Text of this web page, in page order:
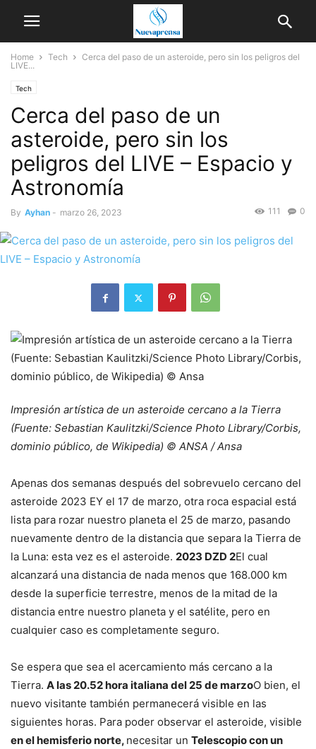
Home Tech
Cerca del paso de un asteroide, pero sin los peligros del
LIVE...
Tech
Cerca del paso de un
asteroide, pero sin los
peligros del LIVE – Espacio y
Astronomía
By Ayhan - marzo 26, 2023 0
111
Impresión artística de un asteroide cercano a la Tierra
(Fuente: Sebastian Kaulitzki/Science Photo Library/Corbis,
dominio público, de Wikipedia) © ANSA / Ansa
Apenas dos semanas después del sobrevuelo cercano del
asteroide 2023 EY el 17 de marzo, otra roca espacial está
lista para rozar nuestro planeta el 25 de marzo, pasando
nuevamente dentro de la distancia que separa la Tierra de
la Luna: esta vez es el asteroide. 2023 DZD 2El cual
alcanzará una distancia de nada menos que 168.000 km
desde la superficie terrestre, menos de la mitad de la
distancia entre nuestro planeta y el satélite, pero en
cualquier caso es completamente seguro.
Se espera que sea el acercamiento más cercano a la
Tierra. A las 20.52 hora italiana del 25 de marzoO bien, el
nuevo visitante también permanecerá visible en las
siguientes horas. Para poder observar el asteroide, visible
en el hemisferio norte, necesitar un Telescopio con un